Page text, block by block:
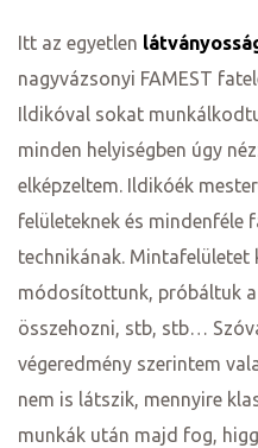
Itt az egyetlen
nagyvázsonyi FAMEST
Ildikóval sokat
minden helyiségben úgy
elképzeltem. Ildikóék
felületeknek és mindenféle
technikának. Mintafelületet
módosítottunk, próbáltuk
összehozni, stb, stb…
végeredmény szerintem
nem is látszik, mennyire
munkák után majd fog,